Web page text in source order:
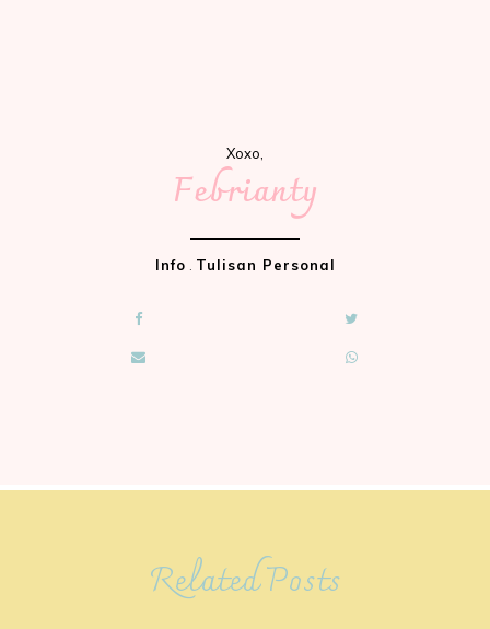
Xoxo,
Febrianty
Info . Tulisan Personal
Related Posts